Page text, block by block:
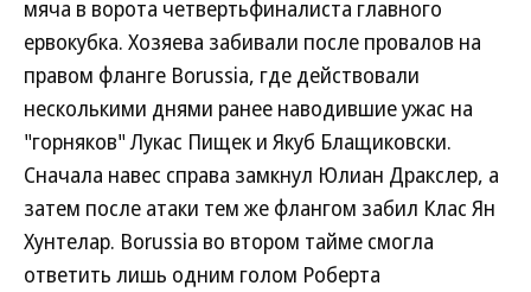
мяча в ворота четвертьфиналиста главного
ервокубка. Хозяева забивали после провалов на
правом фланге Borussia, где действовали
несколькими днями ранее наводившие ужас на
"горняков" Лукас Пищек и Якуб Блащиковски.
Сначала навес справа замкнул Юлиан Дракслер, а
затем после атаки тем же флангом забил Клас Ян
Хунтелар. Borussia во втором тайме смогла
ответить лишь одним голом Роберта